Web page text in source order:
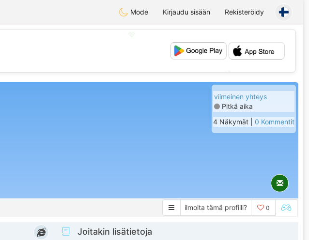
Mode Kirjaudu sisään Rekisteröidy
viimeinen yhteys
Pitkä aika
4 Näkymät | 0 Kommentit
ilmoita tämä profiili? 0
Joitakin lisätietoja